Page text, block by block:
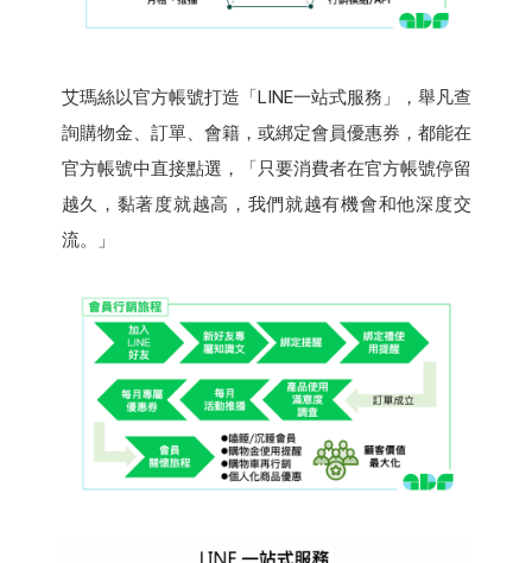
艾瑪絲以官方帳號打造「LINE一站式服務」，舉凡查
詢購物金、訂單、會籍，或綁定會員優惠券，都能在
官方帳號中直接點選，「只要消費者在官方帳號停留
越久，黏著度就越高，我們就越有機會和他深度交
流。」